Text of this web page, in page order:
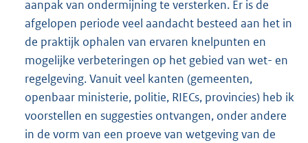
aanpak van ondermijning te versterken. Er is de
afgelopen periode veel aandacht besteed aan het in
de praktijk ophalen van ervaren knelpunten en
mogelijke verbeteringen op het gebied van wet- en
regelgeving. Vanuit veel kanten (gemeenten,
openbaar ministerie, politie, RIECs, provincies) heb ik
voorstellen en suggesties ontvangen, onder andere
in de vorm van een proeve van wetgeving van de